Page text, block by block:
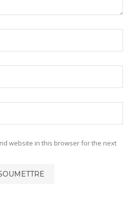
website in this browser for the next